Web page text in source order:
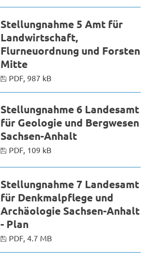
Stellungnahme 5 Amt für
Landwirtschaft,
Flurneuordnung und Forsten
Mitte
PDF, 987 kB
Stellungnahme 6 Landesamt
für Geologie und Bergwesen
Sachsen-Anhalt
PDF, 109 kB
Stellungnahme 7 Landesamt
für Denkmalpflege und
Archäologie Sachsen-Anhalt
- Plan
PDF, 4.7 MB